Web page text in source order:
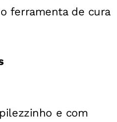
ferramenta de cura
e com